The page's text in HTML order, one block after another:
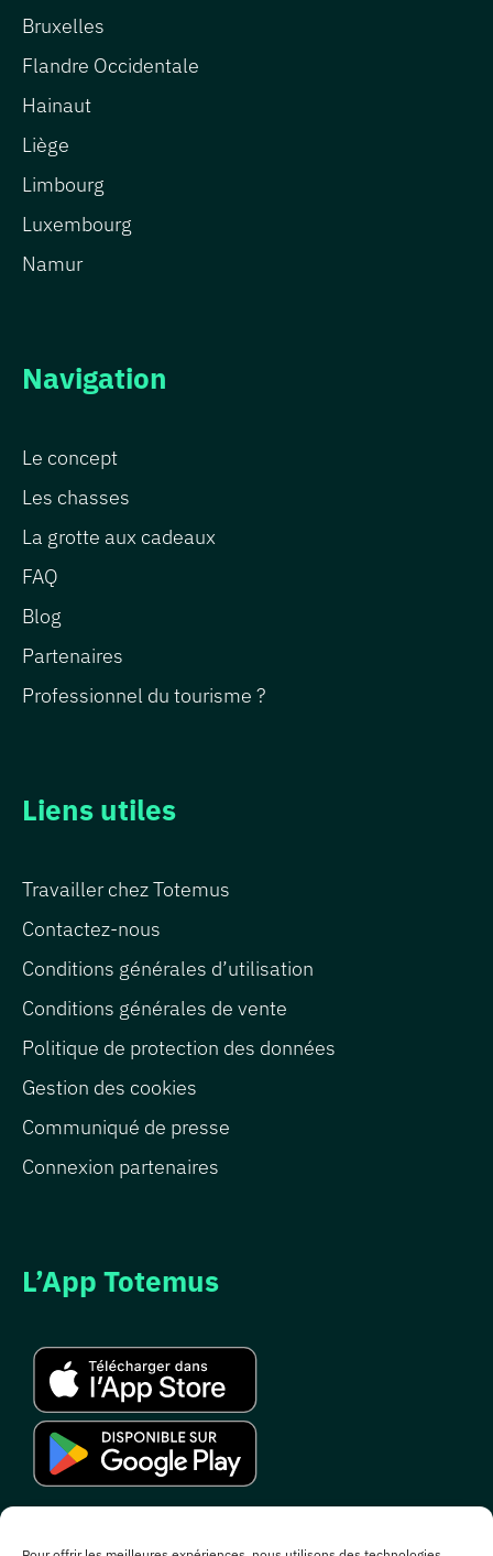
Navigation
Le concept
Les chasses
La grotte aux cadeaux
FAQ
Blog
Partenaires
Professionnel du tourisme ?
Bruxelles
Flandre Occidentale
Hainaut
Liège
Limbourg
Luxembourg
Namur
Liens utiles
Travailler chez Totemus
Contactez-nous
Conditions générales d’utilisation
Conditions générales de vente
Politique de protection des données
Gestion des cookies
Communiqué de presse
Connexion partenaires
L’App Totemus